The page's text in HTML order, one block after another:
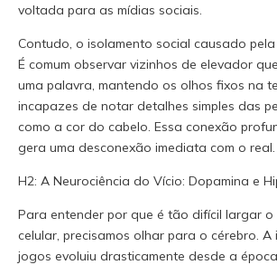
voltada para as mídias sociais.
Contudo, o isolamento social causado
É comum observar vizinhos de elevador
uma palavra, mantendo os olhos fixos na
incapazes de notar detalhes simples das
como a cor do cabelo. Essa conexão
gera uma desconexão imediata com o real.
H2: A Neurociência do Vício: Dopamina e
Para entender por que é tão difícil largar
celular, precisamos olhar para o cérebro. A
jogos evoluiu drasticamente desde a